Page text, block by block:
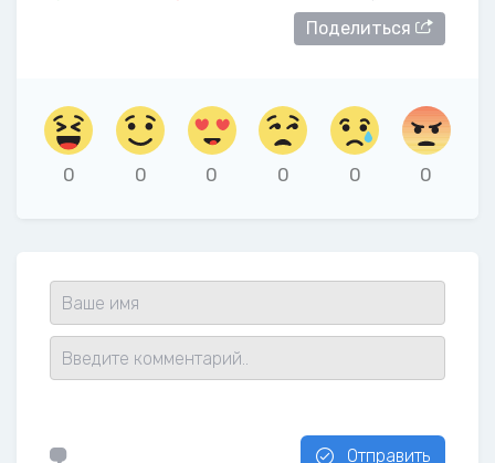
Поделиться
0 0 0 0 0 0
Отправить